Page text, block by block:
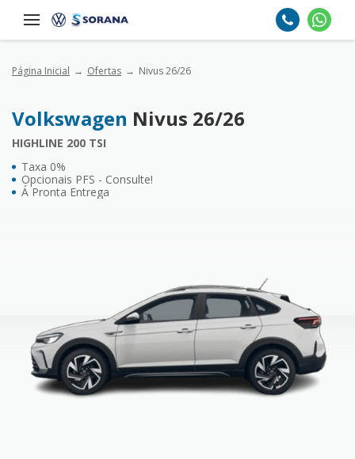
Página Inicial Ofertas Nivus 26/26
Volkswagen Nivus 26/26
HIGHLINE 200 TSI
Taxa 0%
Opcionais PFS - Consulte!
Á Pronta Entrega